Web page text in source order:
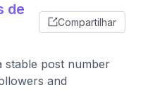
de
Compartilhar
stable post number
and